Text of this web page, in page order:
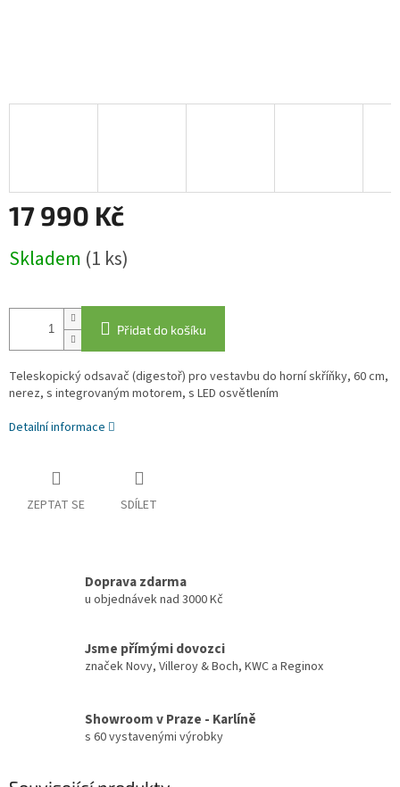
17 990 Kč
cena:
Skladem (1 ks)
Přidat do košíku
Teleskopický odsavač (digestoř) pro vestavbu do horní skříňky, 60 cm,
nerez, s integrovaným motorem, s LED osvětlením
Detailní informace
ZEPTAT SE SDÍLET
Doprava zdarma
u objednávek nad 3000 Kč
Jsme přímými dovozci
značek Novy, Villeroy & Boch, KWC a Reginox
Showroom v Praze - Karlíně
s 60 vystavenými výrobky